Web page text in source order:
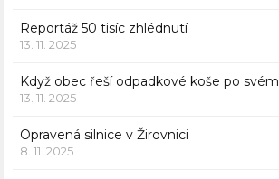
Reportáž 50 tisíc zhlédnutí
13. 11. 2025
Když obec řeší odpadkové koše po svém
13. 11. 2025
Opravená silnice v Žirovnici
8. 11. 2025